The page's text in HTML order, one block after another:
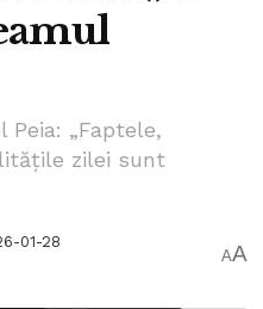
Peia: „Faptele,
zilei sunt
01-28
AA